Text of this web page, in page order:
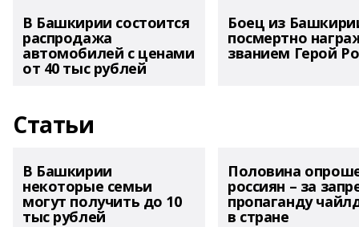
В Башкирии состоится
распродажа
автомобилей с ценами
от 40 тыс рублей
Боец из
посмертно
званием Герой
Статьи
В Башкирии
некоторые семьи
могут получить до 10
тыс рублей
Половина
россиян – за
пропаганду
в стране